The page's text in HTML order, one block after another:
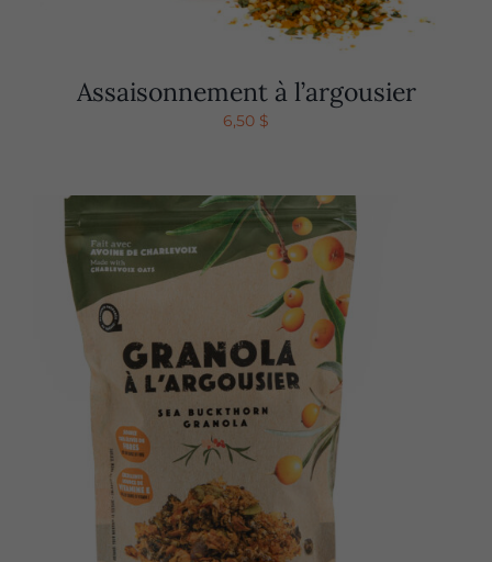
Assaisonnement à l’argousier
6,50 $